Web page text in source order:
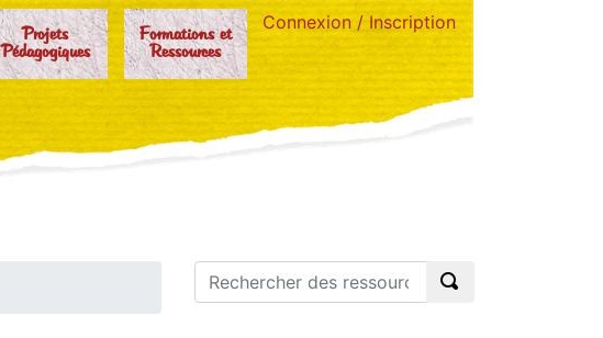
Projets
Pédagogiques
Formations et
Ressources
Connexion / Inscription